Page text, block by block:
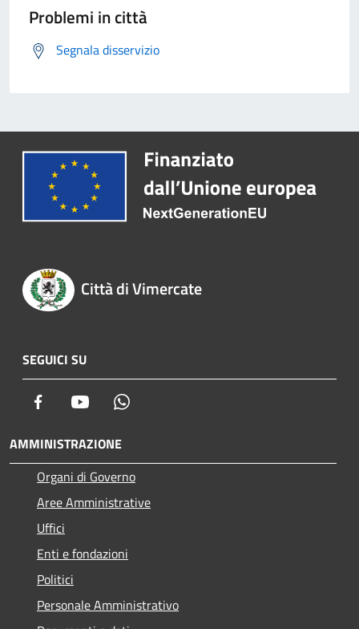
Problemi in città
Segnala disservizio
Città di Vimercate
SEGUICI SU
Facebook Youtube
AMMINISTRAZIONE
Organi di Governo
Aree Amministrative
Uffici
Enti e fondazioni
Politici
Personale Amministrativo